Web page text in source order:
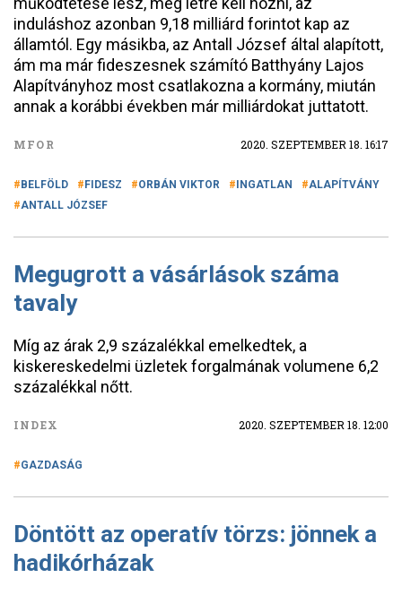
induláshoz azonban 9,18 milliárd forintot kap az
államtól. Egy másikba, az Antall József által alapított,
ám ma már fideszesnek számító Batthyány Lajos
Alapítványhoz most csatlakozna a kormány, miután
annak a korábbi években már milliárdokat juttatott.
MFOR 2020. SZEPTEMBER 18. 16:17
BELFÖLD FIDESZ ORBÁN VIKTOR INGATLAN
ALAPÍTVÁNY
ANTALL JÓZSEF
Megugrott a vásárlások száma
tavaly
Míg az árak 2,9 százalékkal emelkedtek, a
kiskereskedelmi üzletek forgalmának volumene 6,2
százalékkal nőtt.
INDEX 2020. SZEPTEMBER 18. 12:00
GAZDASÁG
Döntött az operatív törzs: jönnek a
hadikórházak